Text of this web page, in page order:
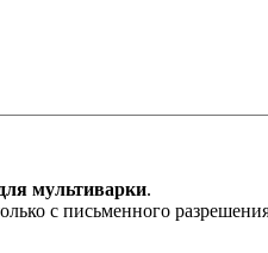
мультиварки.
с письменного